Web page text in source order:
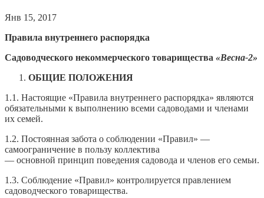
Янв 15, 2017
Правила внутреннего распорядка
Садоводческого некоммерческого товарищества «Весна-2»
ОБЩИЕ ПОЛОЖЕНИЯ
1.1. Настоящие «Правила внутреннего распорядка» являются
обязательными к выполнению всеми садоводами и членами
их семей.
1.2. Постоянная забота о соблюдении «Правил» —
самоограничение в пользу коллектива
— основной принцип поведения садовода и членов его семьи.
1.3. Соблюдение «Правил» контролируется правлением
садоводческого товарищества.